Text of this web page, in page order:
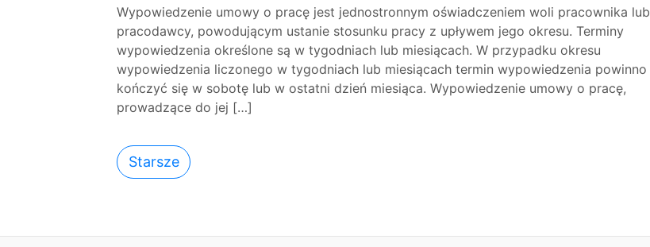
Wypowiedzenie umowy o pracę jest jednostronnym oświadczeniem woli pracownika lub
pracodawcy, powodującym ustanie stosunku pracy z upływem jego okresu. Terminy
wypowiedzenia określone są w tygodniach lub miesiącach. W przypadku okresu
wypowiedzenia liczonego w tygodniach lub miesiącach termin wypowiedzenia powinno
kończyć się w sobotę lub w ostatni dzień miesiąca. Wypowiedzenie umowy o pracę,
prowadzące do jej […]
Starsze